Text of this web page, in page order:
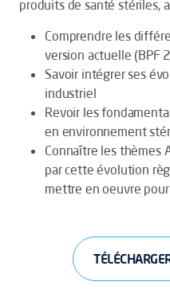
produits de santé stériles,
Comprendre les
version actuelle (BPF
Savoir intégrer ses
industriel
Revoir les
en environnement
Connaître les thèmes
par cette évolution
mettre en oeuvre